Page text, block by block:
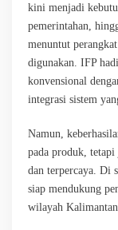
kini menjadi
pemerintahan,
menuntut
digunakan. IFP
konvensional
integrasi sistem
Namun,
pada produk, tetapi
dan terpercaya. Di
siap mendukung
wilayah Kalimantan.